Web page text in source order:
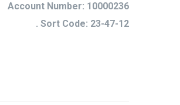
Account Number: 10000236
Sort Code: 23-47-12 .